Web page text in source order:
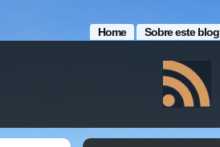
Sobre este blog
Home